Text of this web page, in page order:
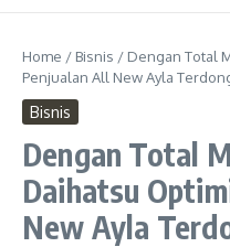
Home / Bisnis / Dengan Total
Penjualan All New Ayla
Bisnis
Dengan Total
Daihatsu
New Ayla